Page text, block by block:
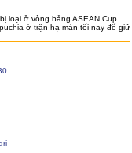
loại ở vòng bảng ASEAN Cup
ở trận hạ màn tối nay để giữ